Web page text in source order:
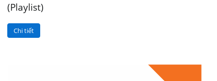
(Playlist)
Chi tiết